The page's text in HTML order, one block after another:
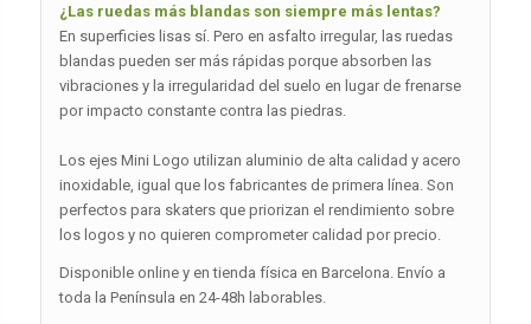
¿Las ruedas más blandas son siempre más lentas?
En superficies lisas sí. Pero en asfalto irregular, las ruedas
blandas pueden ser más rápidas porque absorben las
vibraciones y la irregularidad del suelo en lugar de frenarse
por impacto constante contra las piedras.
Los ejes Mini Logo utilizan aluminio de alta calidad y acero
inoxidable, igual que los fabricantes de primera línea. Son
perfectos para skaters que priorizan el rendimiento sobre
los logos y no quieren comprometer calidad por precio.
Disponible online y en tienda física en Barcelona. Envío a
toda la Península en 24-48h laborables.